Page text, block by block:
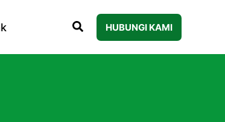
HUBUNGI KAMI